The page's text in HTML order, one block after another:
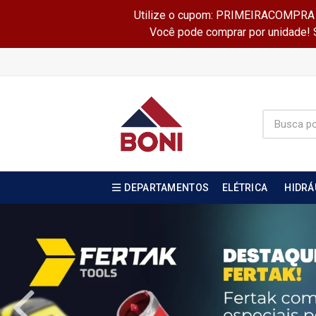
Utilize o cupom:
Você pode comprar por unidade!
DEPARTAMENTOS ELÉTRICA